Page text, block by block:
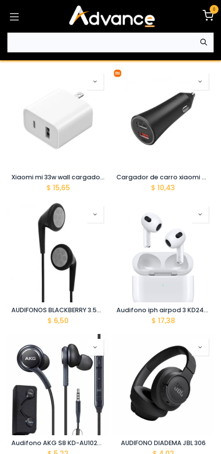
0
Xiaomi mi 33w wall cargador (type-a + type-c)
$ 15,65
Cargador de carro xiaomi mi 37w dual-port car charger
$ 10,43
AUDIFONOS BLACKBERRY 3.5MM PLUG GRUESO
$ 6,50
Audifono iph airpod 3 KD2414-AU00056
$ 17,38
Audifono AKG S8 KD-AU10269 AUDIFONO DIADEMA JBL 306